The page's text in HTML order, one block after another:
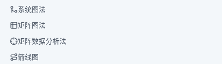
系统图法
矩阵图法
矩阵数据分析法
箭线图